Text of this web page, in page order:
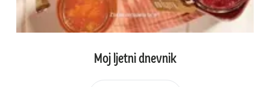
Moj ljetni dnevnik